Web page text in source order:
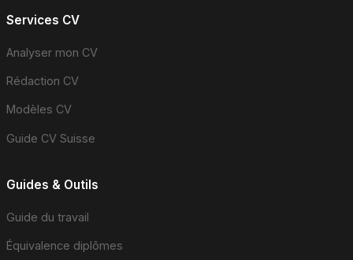
Services CV
Analyser mon CV
Rédaction CV
Modèles CV
Guide CV Suisse
Guides & Outils
Guide du travail
Équivalence diplômes